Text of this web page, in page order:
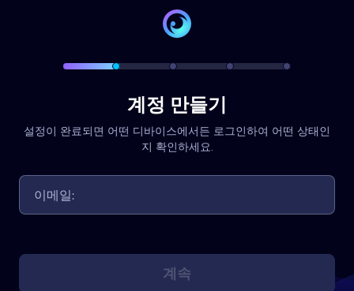
계정 만들기
설정이 완료되면 어떤 디바이스에서든 로그인하여 어떤 상태인
지 확인하세요.
계속